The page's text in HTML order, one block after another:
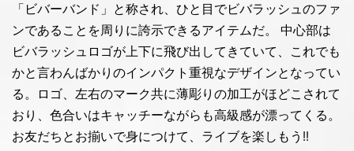
「ビバーバンド」と称され、ひと目でビバラッシュのファ
ンであることを周りに誇示できるアイテムだ。 中心部は
ビバラッシュロゴが上下に飛び出してきていて、これでも
かと言わんばかりのインパクト重視なデザインとなってい
る。ロゴ、左右のマーク共に薄彫りの加工がほどこされて
おり、色合いはキャッチーながらも高級感が漂ってくる。
お友だちとお揃いで身につけて、ライブを楽しもう!!